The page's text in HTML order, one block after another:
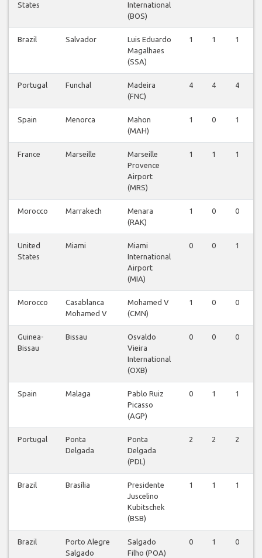
States
International
(BOS)
Brazil Salvador
Luis Eduardo
Magalhaes
(SSA)
1 1 1
Portugal Funchal
Madeira
(FNC)
4 4 4
Spain Menorca
Mahon
(MAH)
1 0 1
France Marseille
Marseille
Provence
Airport
(MRS)
1 1 1
Morocco Marrakech
Menara
(RAK)
1 0 0
United
States
Miami
Miami
International
Airport
(MIA)
0 0 1
Morocco
Casablanca
Mohamed V
Mohamed V
(CMN)
1 0 0
Guinea-
Bissau
Bissau
Osvaldo
Vieira
International
(OXB)
0 0 0
Spain Malaga
Pablo Ruiz
Picasso
(AGP)
0 1 1
Portugal
Ponta
Delgada
Ponta
Delgada
(PDL)
2 2 2
Brazil Brasília
Presidente
Juscelino
Kubitschek
(BSB)
1 1 1
Brazil
Porto Alegre
Salgado
Salgado
Filho (POA)
0 1 0